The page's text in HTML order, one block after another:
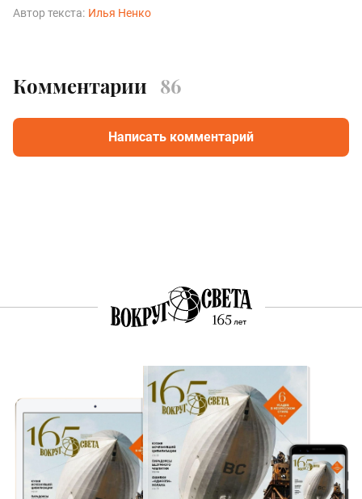
Автор текста: Илья Ненко
Комментарии 86
Написать комментарий